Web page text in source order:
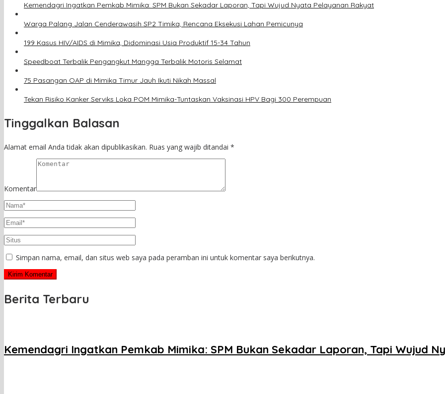
Kemendagri Ingatkan Pemkab Mimika: SPM Bukan Sekadar Laporan, Tapi Wujud Nyata Pelayanan Rakyat
Warga Palang Jalan Cenderawasih SP2 Timika, Rencana Eksekusi Lahan Pemicunya
199 Kasus HIV/AIDS di Mimika, Didominasi Usia Produktif 15-34 Tahun
Speedboat Terbalik Pengangkut Mangga Terbalik Motoris Selamat
75 Pasangan OAP di Mimika Timur Jauh Ikuti Nikah Massal
Tekan Risiko Kanker Serviks Loka POM Mimika-Tuntaskan Vaksinasi HPV Bagi 300 Perempuan
Tinggalkan Balasan
Alamat email Anda tidak akan dipublikasikan. Ruas yang wajib ditandai *
Komentar
Simpan nama, email, dan situs web saya pada peramban ini untuk komentar saya berikutnya.
Berita Terbaru
Kemendagri Ingatkan Pemkab Mimika: SPM Bukan Sekadar Laporan, Tapi Wujud